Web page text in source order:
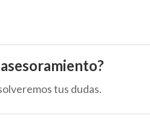
tus dudas.